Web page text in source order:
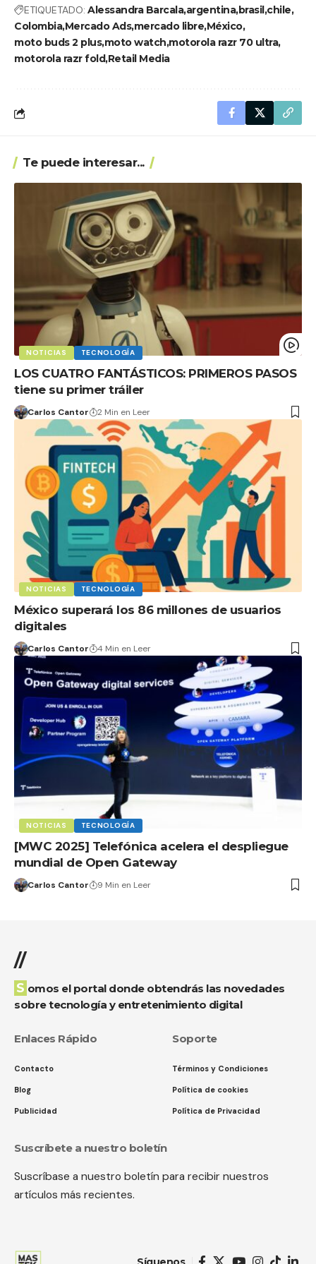
ETIQUETADO: Alessandra Barcalaargentinabrasilchile
ColombiaMercado Adsmercado libreMéxico
moto buds 2 plusmoto watch motorola razr 70 ultra
motorola razr foldRetail Media
Te puede interesar...
NOTICIAS TECNOLOGÍA
LOS CUATRO FANTÁSTICOS: PRIMEROS PASOS
tiene su primer tráiler
Carlos Cantor 2 Min en Leer
NOTICIAS TECNOLOGÍA
México superará los 86 millones de usuarios
digitales
Carlos Cantor 4 Min en Leer
NOTICIAS TECNOLOGÍA
[MWC 2025] Telefónica acelera el despliegue
mundial de Open Gateway
Carlos Cantor 9 Min en Leer
//
Somos el portal donde obtendrás las novedades
sobre tecnología y entretenimiento digital
Enlaces Rápido
Contacto
Blog
Publicidad
Soporte
Términos y Condiciones
Política de cookies
Política de Privacidad
Suscríbete a nuestro boletín
Suscríbase a nuestro boletín para recibir nuestros
artículos más recientes.